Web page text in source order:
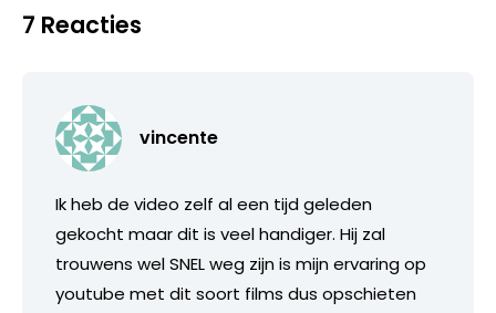
7 Reacties
vincente
Ik heb de video zelf al een tijd geleden
gekocht maar dit is veel handiger. Hij zal
trouwens wel SNEL weg zijn is mijn ervaring op
youtube met dit soort films dus opschieten